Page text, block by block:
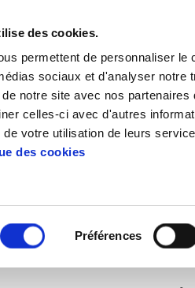
des cookies.
permettent de personnaliser
sociaux et d'analyser notre
notre site avec nos
celles-ci avec d'autres
votre utilisation de leurs
des cookies
Préférences
Alda! Enbata+Alda 2228
- Alda 2228 (319).pdf 3.3 MB